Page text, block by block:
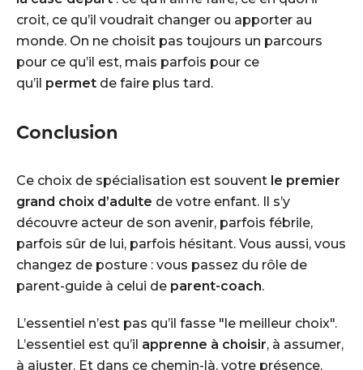
croit, ce qu’il voudrait changer ou apporter au
monde. On ne choisit pas toujours un parcours
pour ce qu’il est, mais parfois pour ce
qu’il permet de faire plus tard.
Conclusion
Ce choix de spécialisation est souvent le premier
grand choix d’adulte de votre enfant. Il s’y
découvre acteur de son avenir, parfois fébrile,
parfois sûr de lui, parfois hésitant. Vous aussi, vous
changez de posture : vous passez du rôle de
parent-guide à celui de parent-coach.
L’essentiel n’est pas qu’il fasse "le meilleur choix".
L’essentiel est qu’il apprenne à choisir, à assumer,
à ajuster. Et dans ce chemin-là, votre présence,